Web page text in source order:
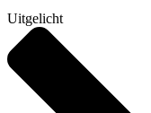
Uitgelicht